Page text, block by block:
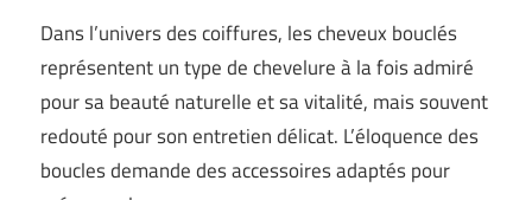
Dans l’univers des coiffures, les cheveux bouclés
représentent un type de chevelure à la fois admiré
pour sa beauté naturelle et sa vitalité, mais souvent
redouté pour son entretien délicat. L’éloquence des
boucles demande des accessoires adaptés pour